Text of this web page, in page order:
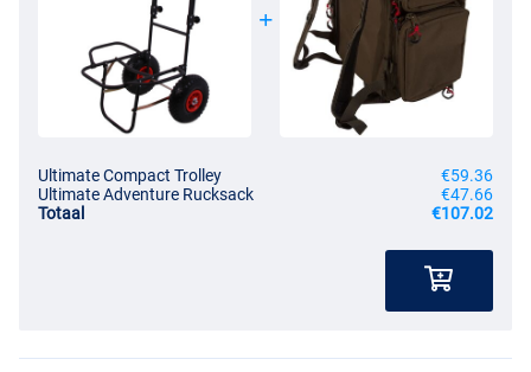
Ultimate Compact Trolley
€59.36
Ultimate Adventure Rucksack
€47.66
Totaal
€107.02